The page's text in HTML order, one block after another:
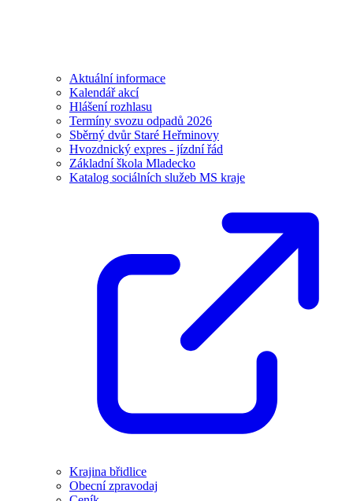
Aktuální informace
Kalendář akcí
Hlášení rozhlasu
Termíny svozu odpadů 2026
Sběrný dvůr Staré Heřminovy
Hvozdnický expres - jízdní řád
Základní škola Mladecko
Katalog sociálních služeb MS kraje
Krajina břidlice
Obecní zpravodaj